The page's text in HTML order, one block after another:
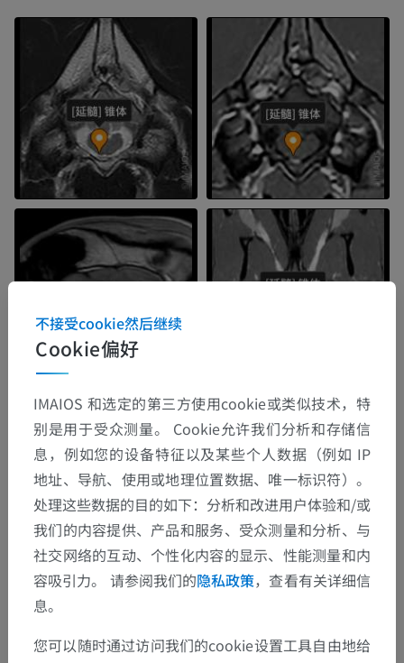
解剖层次
动物解剖学
神经系统> 中枢神经系统> 脑，脑髓>
后脑，菱脑> 末脑 >
底层结构：
Cookie偏好
不接受cookie然后继续
IMAIOS 和选定的第三方使用cookie或类似技术，特
别是用于受众测量。 Cookie允许我们分析和存储信
息，例如您的设备特征以及某些个人数据（例如 IP
地址、导航、使用或地理位置数据、唯一标识符）。
处理这些数据的目的如下：分析和改进用户体验和/或
我们的内容提供、产品和服务、受众测量和分析、与
社交网络的互动、个性化内容的显示、性能测量和内
容吸引力。 请参阅我们的隐私政策，查看有关详细信
息。
您可以随时通过访问我们的cookie设置工具自由地给